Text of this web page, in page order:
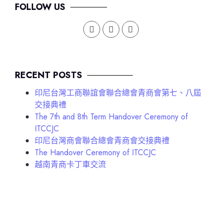
FOLLOW US
RECENT POSTS
印尼台灣工商聯誼會聯合總會青商會第七、八屆
交接典禮
The 7th and 8th Term Handover Ceremony of
ITCCJC
印尼台灣商會聯合總會青商會交接典禮
The Handover Ceremony of ITCCJC
越南青商卡丁車交流